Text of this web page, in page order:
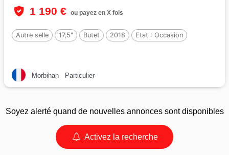
1 190 € ou payez en X fois
Autre selle 17,5" Butet 2018 Etat : Occasion
Morbihan Particulier
Soyez alerté quand de nouvelles annonces sont disponibles
Activez la recherche